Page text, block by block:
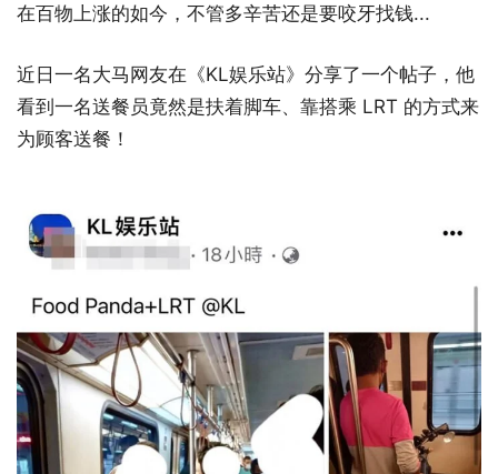
在百物上涨的如今，不管多辛苦还是要咬牙找钱...
近日一名大马网友在《KL娱乐站》分享了一个帖子，他
看到一名送餐员竟然是扶着脚车、靠搭乘 LRT 的方式来
为顾客送餐！